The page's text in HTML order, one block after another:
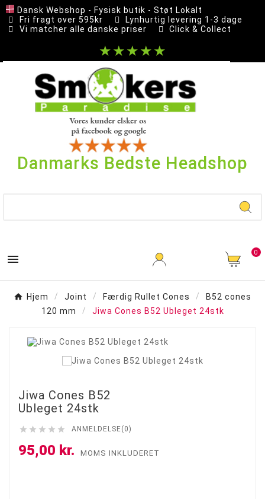
Dansk Webshop - Fysisk butik - Støt Lokalt
Fri fragt over 595kr
Lynhurtig levering 1-3 dage
Vi matcher alle danske priser
Click & Collect
★★★★★
Danmarks Bedste Headshop
 0
Hjem Joint Færdig Rullet Cones
B52 cones
120 mm
Jiwa Cones B52 Ubleget 24stk
Ny
Jiwa Cones B52
Ubleget 24stk
     ANMELDELSE(0)
95,00 kr. MOMS INKLUDERET